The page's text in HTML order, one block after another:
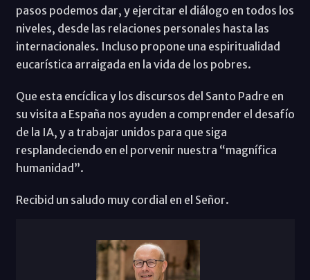
pasos podemos dar, y ejercitar el diálogo en todos los
niveles, desde las relaciones personales hasta las
internacionales. Incluso propone una espiritualidad
eucarística arraigada en la vida de los pobres.
Que esta encíclica y los discursos del Santo Padre en
su visita a España nos ayuden a comprender el desafío
de la IA, y a trabajar unidos para que siga
resplandeciendo en el porvenir nuestra “magnífica
humanidad”.
Recibid un saludo muy cordial en el Señor.